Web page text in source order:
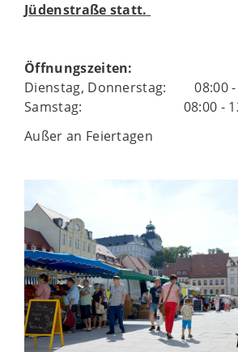
Jüdenstraße statt.
Öffnungszeiten:
Dienstag, Donnerstag: 08:00 -
Samstag: 08:00 -
Außer an Feiertagen